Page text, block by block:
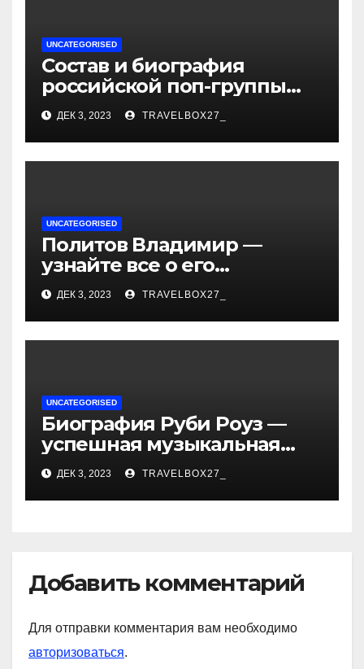
UNCATEGORISED
Состав и биография
российской поп-группы
«Иванушки интернешнл»
— история успеха, музыка
и судьбы участников
ДЕК 3, 2023 TRAVELBOX27_
UNCATEGORISED
Политов Владимир —
узнайте все о его
биографии, возрасте и
впечатляющих
достижениях!
ДЕК 3, 2023 TRAVELBOX27_
UNCATEGORISED
Биография Руби Роуз —
успешная музыкальная
карьера, личная жизнь и
знаковые достижения
ДЕК 3, 2023 TRAVELBOX27_
Добавить комментарий
Для отправки комментария вам необходимо
авторизоваться.